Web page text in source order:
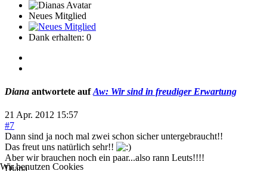
Neues Mitglied
Dank erhalten: 0
Diana antwortete aufAw: Wir sind in freudiger Erwartung
21 Apr. 2012 15:57
#7
Dann sind ja noch mal zwei schon sicher untergebraucht!!
Das freut uns natürlich sehr!!
Aber wir brauchen noch ein paar...also rann Leuts!!!!
Diana
Wir benutzen Cookies